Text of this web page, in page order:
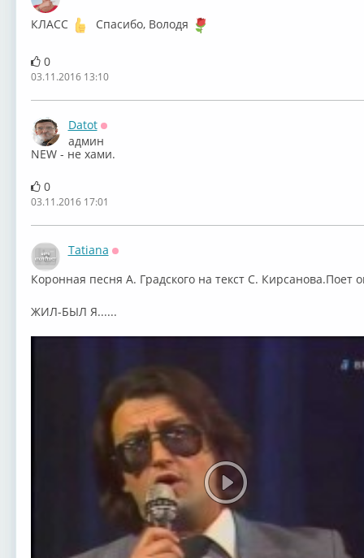
КЛАСС
Спасибо, Володя
0
03.11.2016 13:10
Datot
Оффлайн
админ
NEW - не хами.
0
03.11.2016 17:01
Tatiana
Коронная песня А. Градского на текст С. Кирсанова.Поет
ЖИЛ-БЫЛ Я......